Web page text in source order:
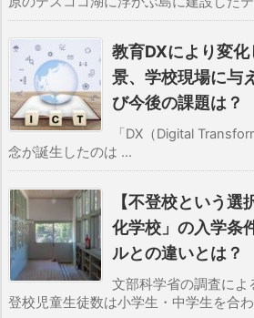
教育DXにより変
景、学校現場に与
び今後の課題は？
「DX（Digital
念が誕生したのは ...
【不登校という選
化学校」の入学条
ルとの違いとは？
文部科学省の調査に
登校児童生徒数は小学生・中学生を合